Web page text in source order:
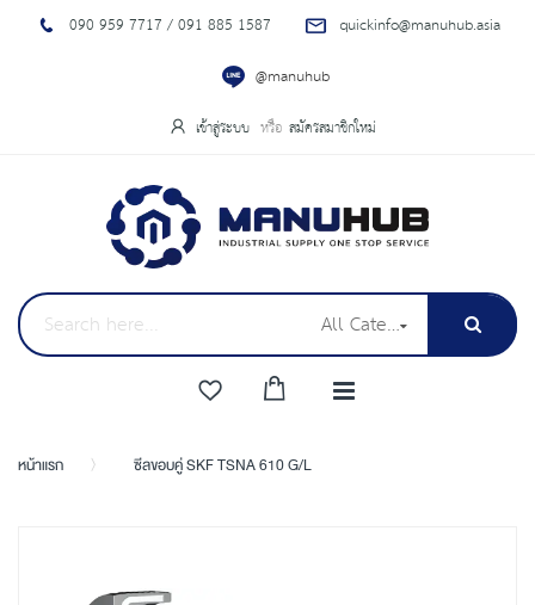
090 959 7717 / 091 885 1587
quickinfo@manuhub.asia
@manuhub
เข้าสู่ระบบ สมัครสมาชิกใหม่
All Categories
หน้าแรก ซีลขอบคู่ SKF TSNA 610 G/L